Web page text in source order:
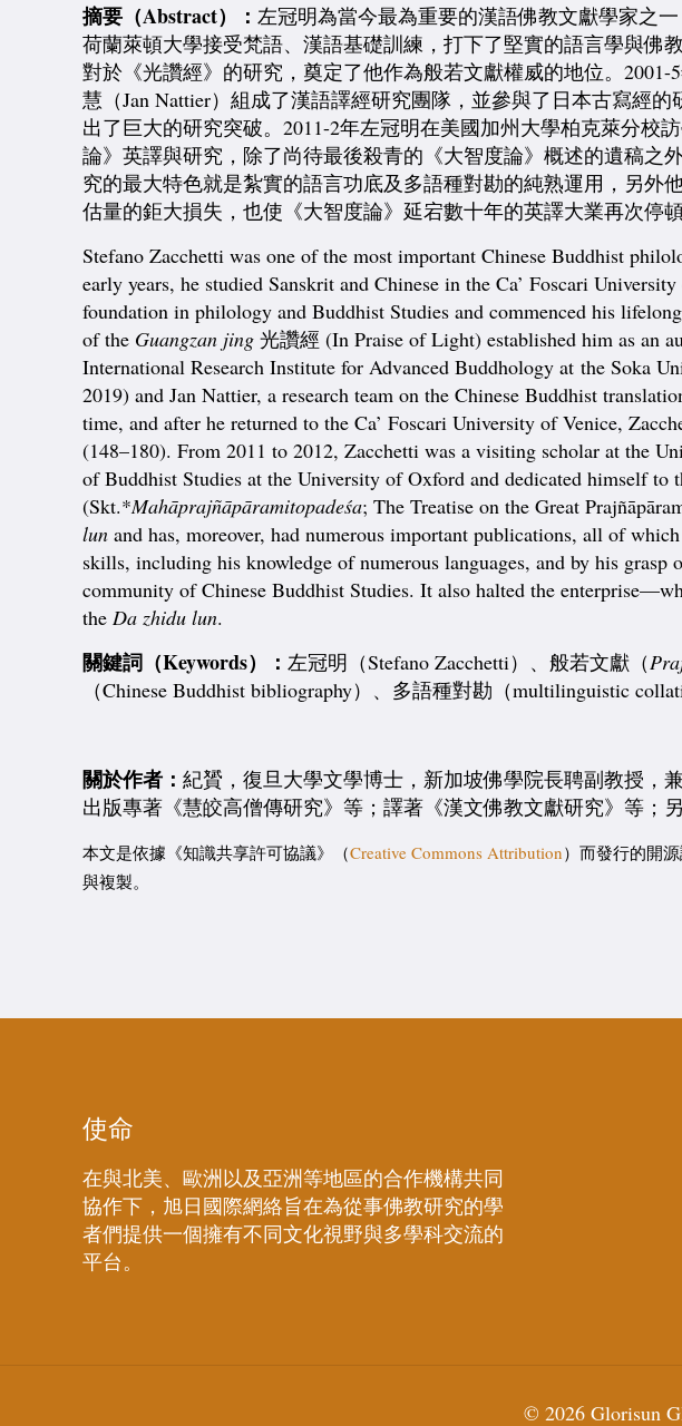
摘要 （Abstract）：左冠明為當今最為重要的漢語佛教文獻學家之
荷蘭萊頓大學接受梵語、漢語基礎訓練，打下了堅實的語言學與
對於《光讚經》的研究，奠定了他作為般若文獻權威的地位。
慧（Jan Nattier）組成了漢語譯經研究團隊，並參與了日本古寫經
出了巨大的研究突破。2011-2年左冠明在美國加州大學柏克萊分
論》英譯與研究，除了尚待最後殺青的《大智度論》概述的遺稿
究的最大特色就是紮實的語言功底及多語種對勘的純熟運用，另
估量的鉅大損失，也使《大智度論》延宕數十年的英譯大業再次停頓
Stefano Zacchetti was one of the most important Chinese Buddhist
early years, he studied Sanskrit and Chinese in the Ca’ Foscari
foundation in philology and Buddhist Studies and commenced his
of the Guangzan jing 光讚經 (In Praise of Light) established him as an
International Research Institute for Advanced Buddhology at the Soka
2019) and Jan Nattier, a research team on the Chinese Buddhist
time, and after he returned to the Ca’ Foscari University of Venice,
(148–180). From 2011 to 2012, Zacchetti was a visiting scholar at the
of Buddhist Studies at the University of Oxford and dedicated himself to
(Skt.*Mahāprajñāpāramitopadeśa; The Treatise on the Great
lun and has, moreover, had numerous important publications, all of
skills, including his knowledge of numerous languages, and by his
community of Chinese Buddhist Studies. It also halted the
theDa zhidu lun.
關鍵詞（Keywords）：左冠明（Stefano Zacchetti）、般若文獻（
（Chinese Buddhist bibliography）、多語種對勘（multilinguistic
關於作者：紀贇，復旦大學文學博士，新加坡佛學院長聘副教授，
出版專著《慧皎高僧傳研究》等；譯著《漢文佛教文獻研究》等；
本文是依據《知識共享許可協議》（Creative Commons Attribution）而發行的開
與複製。
使命
在與北美、歐洲以及亞洲等地區的合作機構共同
協作下，旭日國際網絡旨在為從事佛教研究的學
者們提供一個擁有不同文化視野與多學科交流的
平台。
© 2026 Glorisun